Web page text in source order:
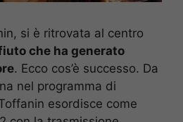
si è ritrovata al centro
che ha generato
. Ecco cos’è successo. Da
nel programma di
esordisce come